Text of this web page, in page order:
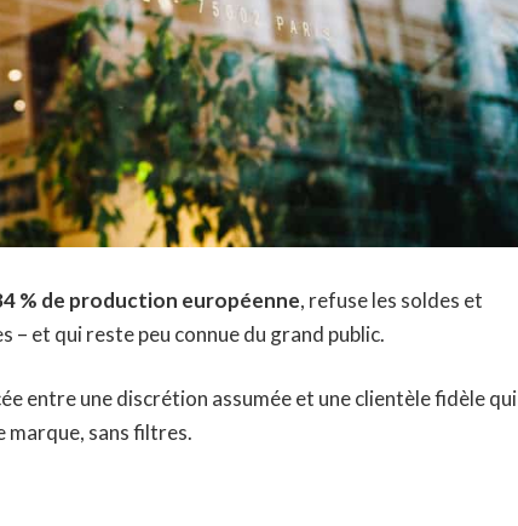
% de production européenne, refuse les soldes et
et qui reste peu connue du grand public.
entre une discrétion assumée et une clientèle fidèle qui
marque, sans filtres.